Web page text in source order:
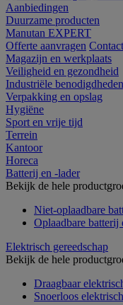
Aanbiedingen
Duurzame producten
Manutan EXPERT
Offerte aanvragen Contact
Magazijn en werkplaats
Veiligheid en gezondheid
Industriële
Verpakking en opslag
Hygiëne
Sport en vrije tijd
Terrein
Kantoor
Horeca
Batterij en -lader
Bekijk de hele
Niet-oplaadbare
Oplaadbare batterij
Elektrisch gereedschap
Bekijk de hele
Draagbaar
Snoerloos